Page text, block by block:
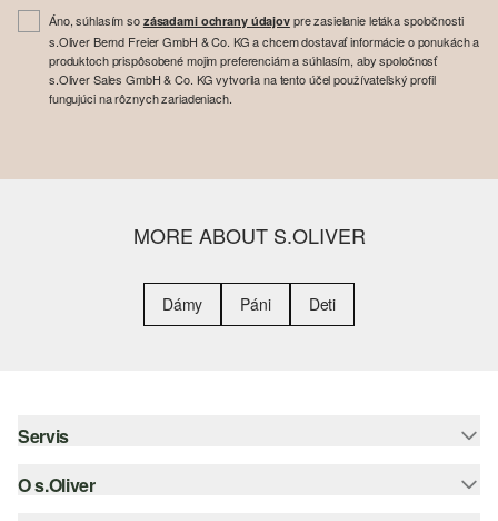
Áno, súhlasím so zásadami ochrany údajovpre zasielanie letáka spoločnosti
s.Oliver Bernd Freier GmbH & Co. KG a chcem dostavať informácie o ponukách a
produktoch prispôsobené mojim preferenciám a súhlasím, aby spoločnosť
s.Oliver Sales GmbH & Co. KG vytvorila na tento účel používateľský profil
fungujúci na rôznych zariadeniach.
MORE ABOUT S.OLIVER
Dámy Páni Deti
Servis
Pomoc a FAQ
O s.Oliver